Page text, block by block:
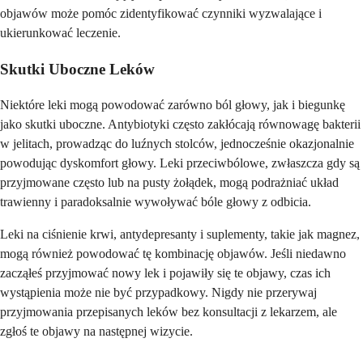
objawów może pomóc zidentyfikować czynniki wyzwalające i
ukierunkować leczenie.
Skutki Uboczne Leków
Niektóre leki mogą powodować zarówno ból głowy, jak i biegunkę
jako skutki uboczne. Antybiotyki często zakłócają równowagę bakterii
w jelitach, prowadząc do luźnych stolców, jednocześnie okazjonalnie
powodując dyskomfort głowy. Leki przeciwbólowe, zwłaszcza gdy są
przyjmowane często lub na pusty żołądek, mogą podrażniać układ
trawienny i paradoksalnie wywoływać bóle głowy z odbicia.
Leki na ciśnienie krwi, antydepresanty i suplementy, takie jak magnez,
mogą również powodować tę kombinację objawów. Jeśli niedawno
zacząłeś przyjmować nowy lek i pojawiły się te objawy, czas ich
wystąpienia może nie być przypadkowy. Nigdy nie przerywaj
przyjmowania przepisanych leków bez konsultacji z lekarzem, ale
zgłoś te objawy na następnej wizycie.